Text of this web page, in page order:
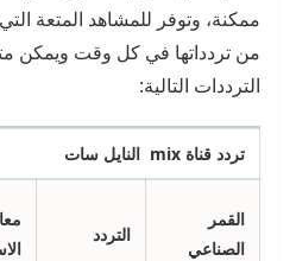
ممكنة، وتوفر للمشاهد المتعة
من تردداتها في كل وقت ويمكن
الترددات التالية:
تردد قناة mix النايل سات
القمر
الصناعي
التردد